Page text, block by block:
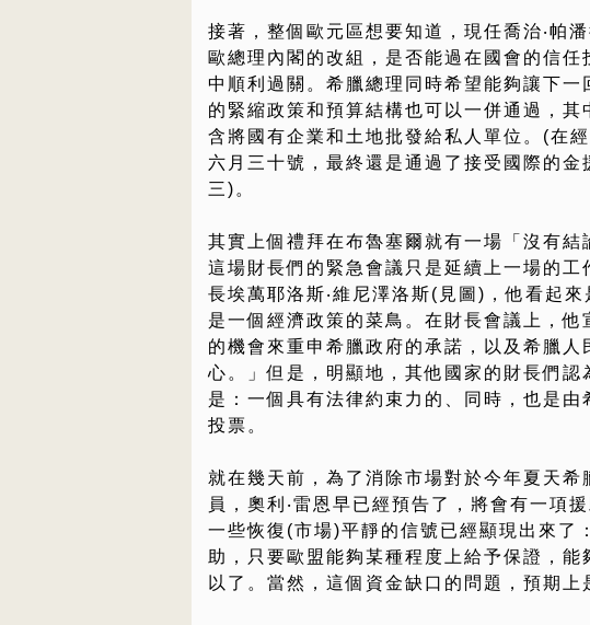
接著，整個歐元區想要知道，現任喬治‧帕潘
歐總理內閣的改組，是否能過在國會的信任
中順利過關。希臘總理同時希望能夠讓下一
的緊縮政策和預算結構也可以一併通過，其
含將國有企業和土地批發給私人單位。(在
六月三十號，最終還是通過了接受國際的
三)。
其實上個禮拜在布魯塞爾就有一場「沒有
這場財長們的緊急會議只是延續上一場的
長埃萬耶洛斯‧維尼澤洛斯(見圖)，他看起
是一個經濟政策的菜鳥。在財長會議上，
的機會來重申希臘政府的承諾，以及希臘
心。」但是，明顯地，其他國家的財長們
是：一個具有法律約束力的、同時，也是
投票。
就在幾天前，為了消除市場對於今年夏天
員，奧利‧雷恩早已經預告了，將會有一項
一些恢復(市場)平靜的信號已經顯現出來了
助，只要歐盟能夠某種程度上給予保證，
以了。當然，這個資金缺口的問題，預期上